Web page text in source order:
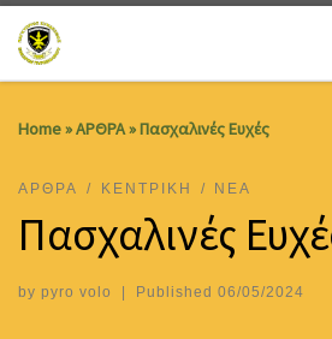
Skip to content
Home»ΑΡΘΡΑ»Πασχαλινές Ευχές
ΑΡΘΡΑ ΚΕΝΤΡΙΚΗ ΝΕΑ
Πασχαλινές
by pyro volo | Published 06/05/2024